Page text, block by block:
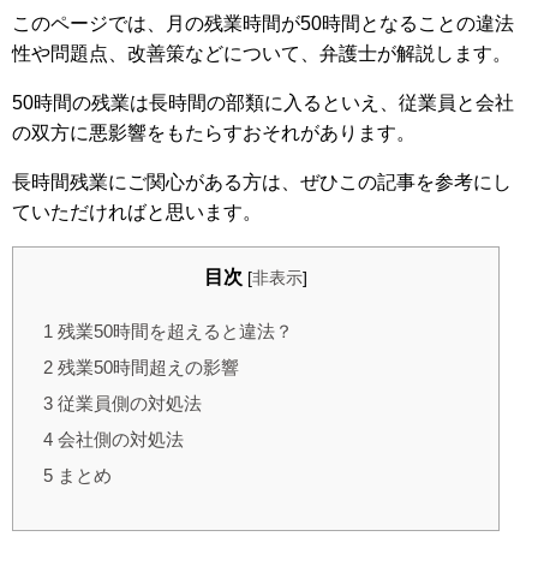
このページでは、月の残業時間が50時間となることの違法
性や問題点、改善策などについて、弁護士が解説します。
50時間の残業は長時間の部類に入るといえ、従業員と会社
の双方に悪影響をもたらすおそれがあります。
長時間残業にご関心がある方は、ぜひこの記事を参考にし
ていただければと思います。
目次 [非表示]
1 残業50時間を超えると違法？
2 残業50時間超えの影響
3 従業員側の対処法
4 会社側の対処法
5 まとめ